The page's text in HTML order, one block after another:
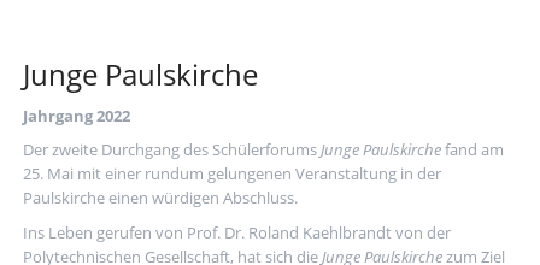
Junge Paulskirche
Jahrgang 2022
Der zweite Durchgang des SchülerforumsJunge Paulskirchefand am
25. Mai mit einer rundum gelungenen Veranstaltung in der
Paulskirche einen würdigen Abschluss.
Ins Leben gerufen von Prof. Dr. Roland Kaehlbrandt von der
Polytechnischen Gesellschaft, hat sich dieJunge Paulskirchezum Ziel